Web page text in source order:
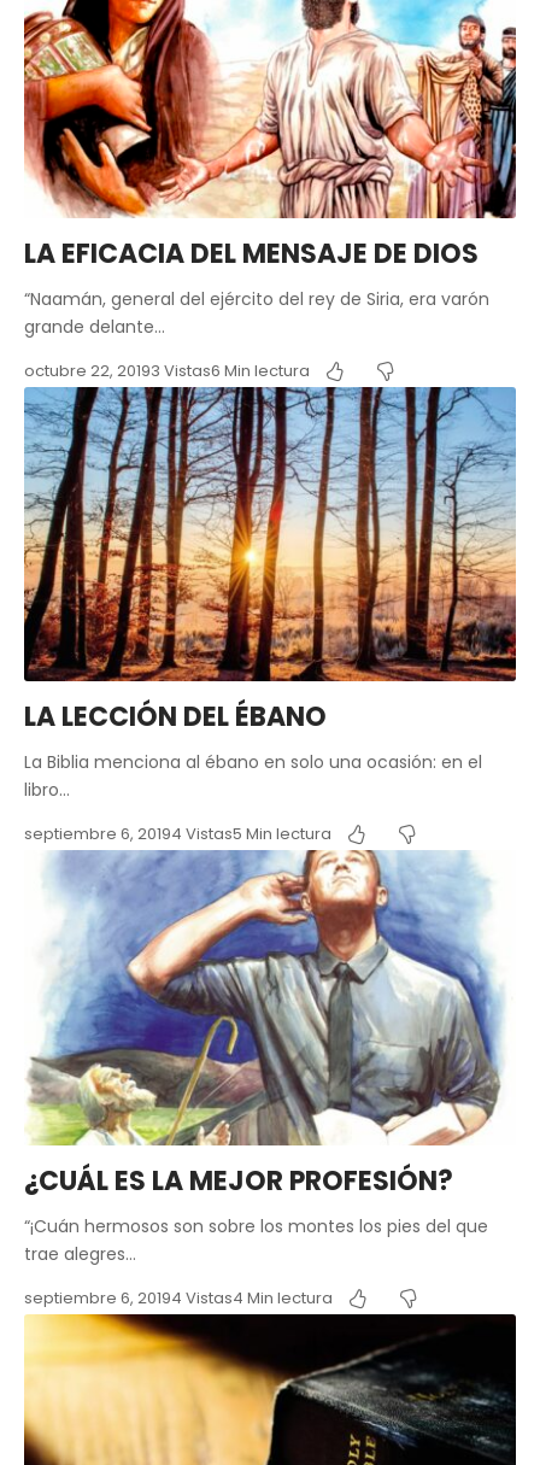
LA EFICACIA DEL MENSAJE DE DIOS
“Naamán, general del ejército del rey de Siria, era varón
grande delante…
octubre 22, 20193 Vistas6 Min lectura
LA LECCIÓN DEL ÉBANO
La Biblia menciona al ébano en solo una ocasión: en el
libro…
septiembre 6, 20194 Vistas5 Min lectura
¿CUÁL ES LA MEJOR PROFESIÓN?
“¡Cuán hermosos son sobre los montes los pies del que
trae alegres…
septiembre 6, 20194 Vistas4 Min lectura